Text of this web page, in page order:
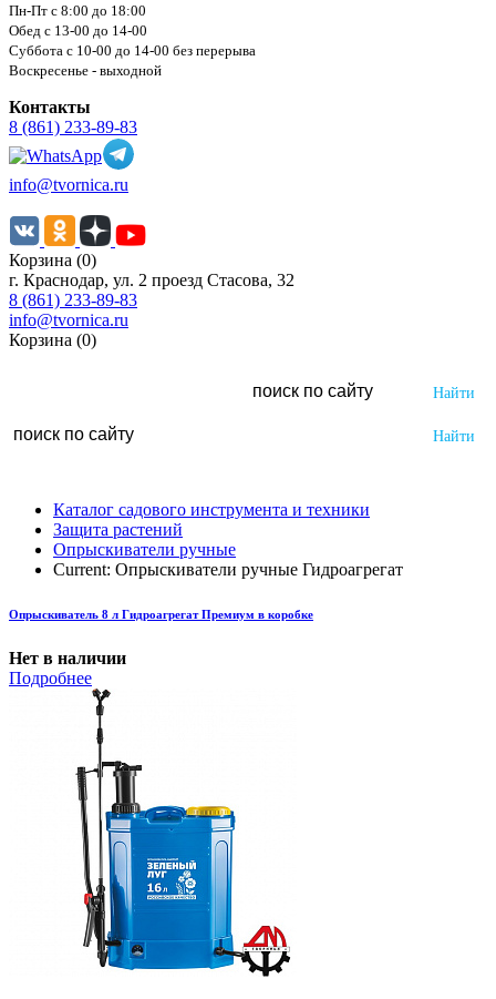
Пн-Пт с 8:00 до 18:00
Обед с 13-00 до 14-00
Суббота с 10-00 до 14-00 без перерыва
Воскресенье - выходной
Контакты
8 (861) 233-89-83
info@tvornica.ru
Корзина (0)
г. Краснодар, ул. 2 проезд Стасова, 32
8 (861) 233-89-83
info@tvornica.ru
Корзина (0)
Каталог садового инструмента и техники
Защита растений
Опрыскиватели ручные
Current: Опрыскиватели ручные Гидроагрегат
Опрыскиватель 8 л Гидроагрегат Премиум в коробке
Нет в наличии
Подробнее